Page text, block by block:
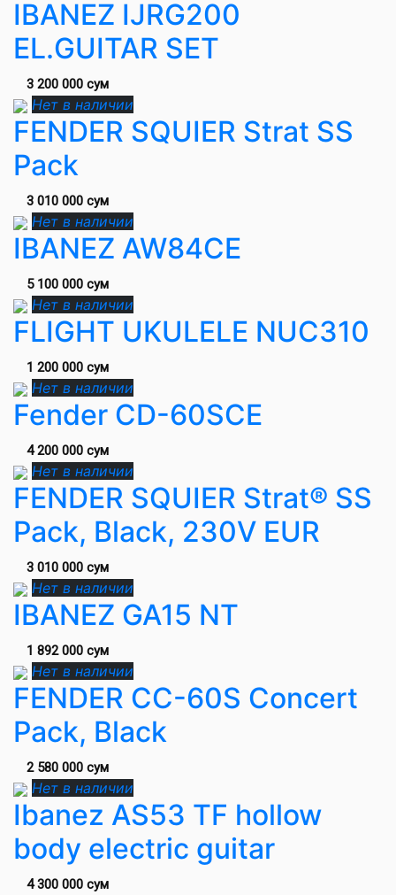
IBANEZ IJRG200
EL.GUITAR SET
3 200 000 сум
Нет в наличии
FENDER SQUIER Strat SS
Pack
3 010 000 сум
Нет в наличии
IBANEZ AW84CE
5 100 000 сум
Нет в наличии
FLIGHT UKULELE NUC310
1 200 000 сум
Нет в наличии
Fender CD-60SCE
4 200 000 сум
Нет в наличии
FENDER SQUIER Strat® SS
Pack, Black, 230V EUR
3 010 000 сум
Нет в наличии
IBANEZ GA15 NT
1 892 000 сум
Нет в наличии
FENDER CC-60S Concert
Pack, Black
2 580 000 сум
Нет в наличии
Ibanez AS53 TF hollow
body electric guitar
4 300 000 сум